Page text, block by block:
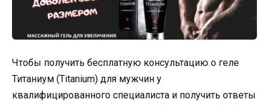
Чтобы получить бесплатную консультацию о геле
Титаниум (Titanium) для мужчин у
квалифицированного специалиста и получить ответы